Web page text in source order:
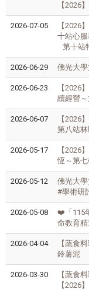
【2026
2026-07-05
【2026
十站心服
第十站
2026-06-29 佛光大
2026-06-23
【2026
續經營
2026-06-07
【2026
第八站林
2026-05-17
【2026
恆～第
2026-05-12
佛光⼤
#學術研
2026-05-08
❤️「115
命教育
2026-04-04
【蔬食
鈴薯泥
2026-03-30
【蔬食
【2026